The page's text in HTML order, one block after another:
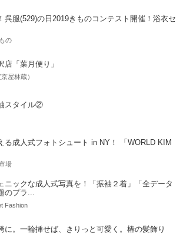
呉服(529)の日2019きものコンテスト開催！浴衣セ
の
店「葉月便り」
屋林蔵）
スタイル②
る成人式フォトシュート in NY！ 「WORLD KIM
場
ニックな成人式写真を！「振袖２着」「全データ
のプラ...
Fashion
に。一輪挿せば、きりっと可愛く。椿の髪飾り